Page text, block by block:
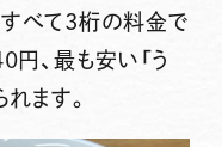
すべて3桁の料金で
円、最も安い「う
ます。